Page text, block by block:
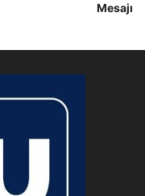
Mesajı